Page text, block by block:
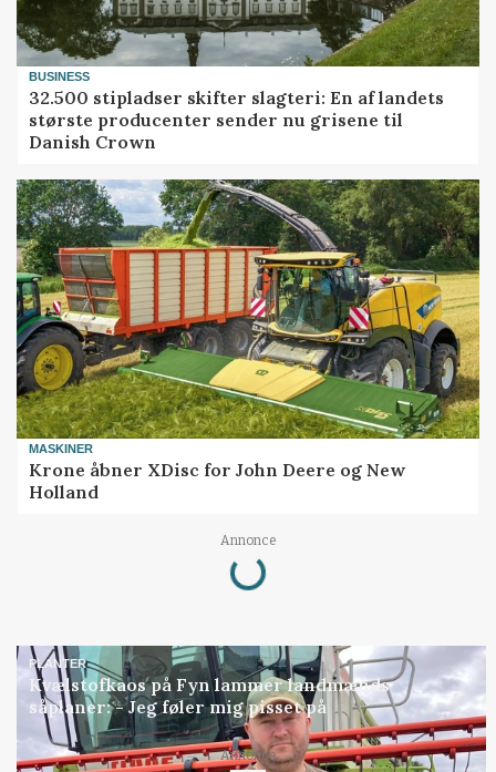
BUSINESS
32.500 stipladser skifter slagteri: En af landets
største producenter sender nu grisene til
Danish Crown
MASKINER
Krone åbner XDisc for John Deere og New
Holland
Annonce
Loading...
PLANTER
Kvælstofkaos på Fyn lammer landmænds
såplaner: - Jeg føler mig pisset på
Annonce